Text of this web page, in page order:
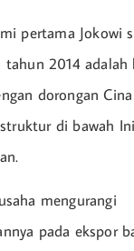
pertama Jokowi
tahun 2014 adalah
dorongan
di bawah
mengurangi
pada ekspor